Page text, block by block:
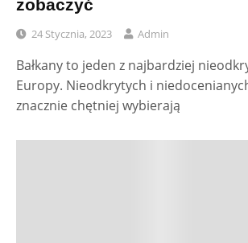
zobaczyć
24 Stycznia, 2023 Admin
Bałkany to jeden z najbardziej
Europy. Nieodkrytych i
znacznie chętniej wybierają